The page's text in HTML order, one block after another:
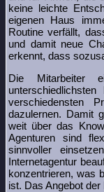
keine leichte
eigenen Haus
Routine verfällt,
und damit neue
erkennt, dass
Die Mitarbeiter
verschiedensten
dazulernen. Damit
weit über das
Agenturen sind
sinnvoller
Internetagentur
konzentrieren, was
ist. Das Angebot